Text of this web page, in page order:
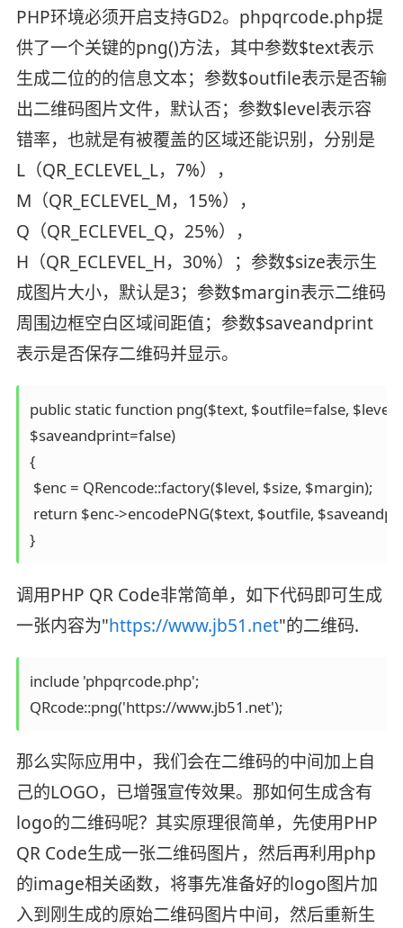
PHP环境必须开启支持GD2。phpqrcode.php提
供了一个关键的png()方法，其中参数$text表示
生成二位的的信息文本；参数$outfile表示是否输
出二维码图片文件，默认否；参数$level表示容
错率，也就是有被覆盖的区域还能识别，分别是
L（QR_ECLEVEL_L，7%），
M（QR_ECLEVEL_M，15%），
Q（QR_ECLEVEL_Q，25%），
H（QR_ECLEVEL_H，30%）；参数$size表示生
成图片大小，默认是3；参数$margin表示二维码
周围边框空白区域间距值；参数$saveandprint
表示是否保存二维码并显示。
public static function png($text, $outfile=false,
$saveandprint=false)
{
$enc = QRencode::factory($level, $size, $margin);
return $enc->encodePNG($text, $outfile,
}
调用PHP QR Code非常简单，如下代码即可生成
一张内容为"https://www.jb51.net"的二维码.
include 'phpqrcode.php';
QRcode::png('https://www.jb51.net');
那么实际应用中，我们会在二维码的中间加上自
己的LOGO，已增强宣传效果。那如何生成含有
logo的二维码呢？其实原理很简单，先使用PHP
QR Code生成一张二维码图片，然后再利用php
的image相关函数，将事先准备好的logo图片加
入到刚生成的原始二维码图片中间，然后重新生